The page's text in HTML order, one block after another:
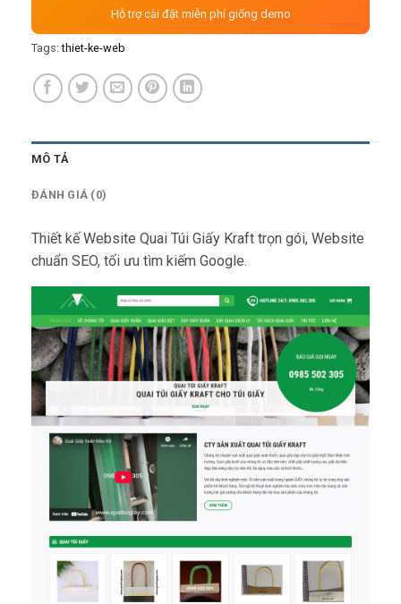
Hỗ trợ cài đặt miễn phí giống demo
Tags:thiet-ke-web
MÔ TẢ
ĐÁNH GIÁ (0)
Thiết kế Website Quai Túi Giấy Kraft trọn gói, Website
chuẩn SEO, tối ưu tìm kiếm Google.